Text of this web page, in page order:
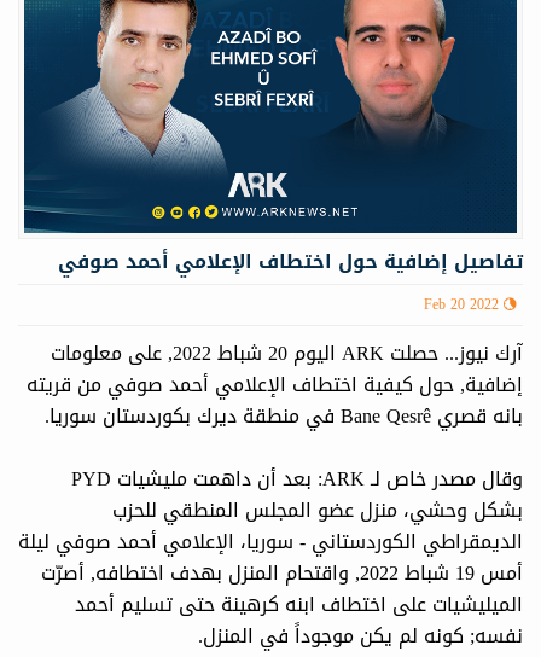
تفاصيل إضافية حول اختطاف الإعلامي أحمد صوفي
Feb 20 2022
آرك نيوز... حصلت ARK اليوم 20 شباط 2022, على معلومات
إضافية, حول كيفية اختطاف الإعلامي أحمد صوفي من قريته
بانه قصري Bane Qesrê في منطقة ديرك بكوردستان سوريا.
وقال مصدر خاص لـ ARK: بعد أن داهمت مليشيات PYD
بشكل وحشي، منزل عضو المجلس المنطقي للحزب
الديمقراطي الكوردستاني - سوريا، الإعلامي أحمد صوفي ليلة
أمس 19 شباط 2022, واقتحام المنزل بهدف اختطافه, أصرّت
الميليشيات على اختطاف ابنه كرهينة حتى تسليم أحمد
نفسه; كونه لم يكن موجوداً في المنزل.